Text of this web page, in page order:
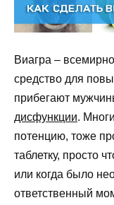
Виагра –
средство для
прибегают
дисфункции.
потенцию, тоже
таблетку, просто
или когда было
ответственный